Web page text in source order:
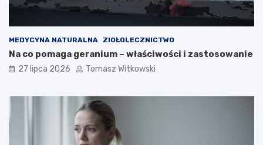
MEDYCYNA NATURALNA ZIOŁOLECZNICTWO
Na co pomaga geranium – właściwości i zastosowanie
27 lipca 2026 Tomasz Witkowski